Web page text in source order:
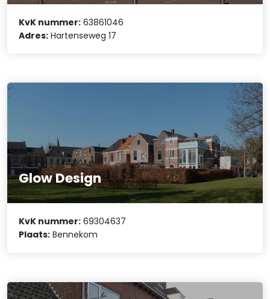
KvK nummer: 63861046
Adres: Hartenseweg 17
Glow Design
KvK nummer: 69304637
Plaats: Bennekom